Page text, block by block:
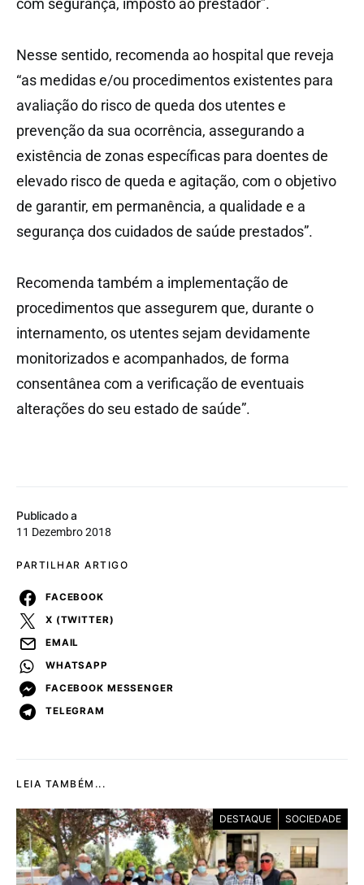
Publicado a
11 Dezembro 2018
PARTILHAR ARTIGO
FACEBOOK
X (TWITTER)
EMAIL
WHATSAPP
FACEBOOK MESSENGER
TELEGRAM
com segurança, imposto ao prestador”.
Nesse sentido, recomenda ao hospital que reveja
“as medidas e/ou procedimentos existentes para
avaliação do risco de queda dos utentes e
prevenção da sua ocorrência, assegurando a
existência de zonas específicas para doentes de
elevado risco de queda e agitação, com o objetivo
de garantir, em permanência, a qualidade e a
segurança dos cuidados de saúde prestados”.
Recomenda também a implementação de
procedimentos que assegurem que, durante o
internamento, os utentes sejam devidamente
monitorizados e acompanhados, de forma
consentânea com a verificação de eventuais
alterações do seu estado de saúde”.
LEIA TAMBÉM...
DESTAQUE SOCIEDADE